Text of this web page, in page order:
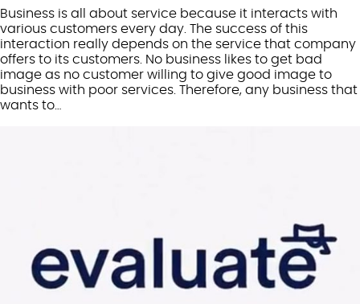
Business is all about service because it interacts with
various customers every day. The success of this
interaction really depends on the service that company
offers to its customers. No business likes to get bad
image as no customer willing to give good image to
business with poor services. Therefore, any business that
wants to…